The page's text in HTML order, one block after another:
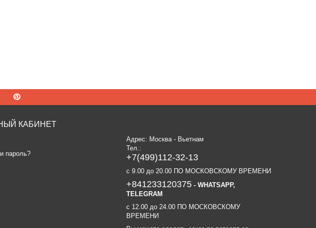
КАБИНЕТ
пароль?
Адрес: Москва - Вьетнам
Тел.:
+7(499)112-32-13
c 9.00 до 20.00 ПО МОСКОВСКОМУ ВРЕМЕНИ
+841233120375- WHATSAPP,
TELEGRAM
c 12.00 до 24.00 ПО МОСКОВСКОМУ
ВРЕМЕНИ